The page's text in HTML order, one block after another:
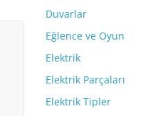
Duvarlar
Eğlence ve Oyun
Elektrik
Elektrik Parçaları
Elektrik Tipler